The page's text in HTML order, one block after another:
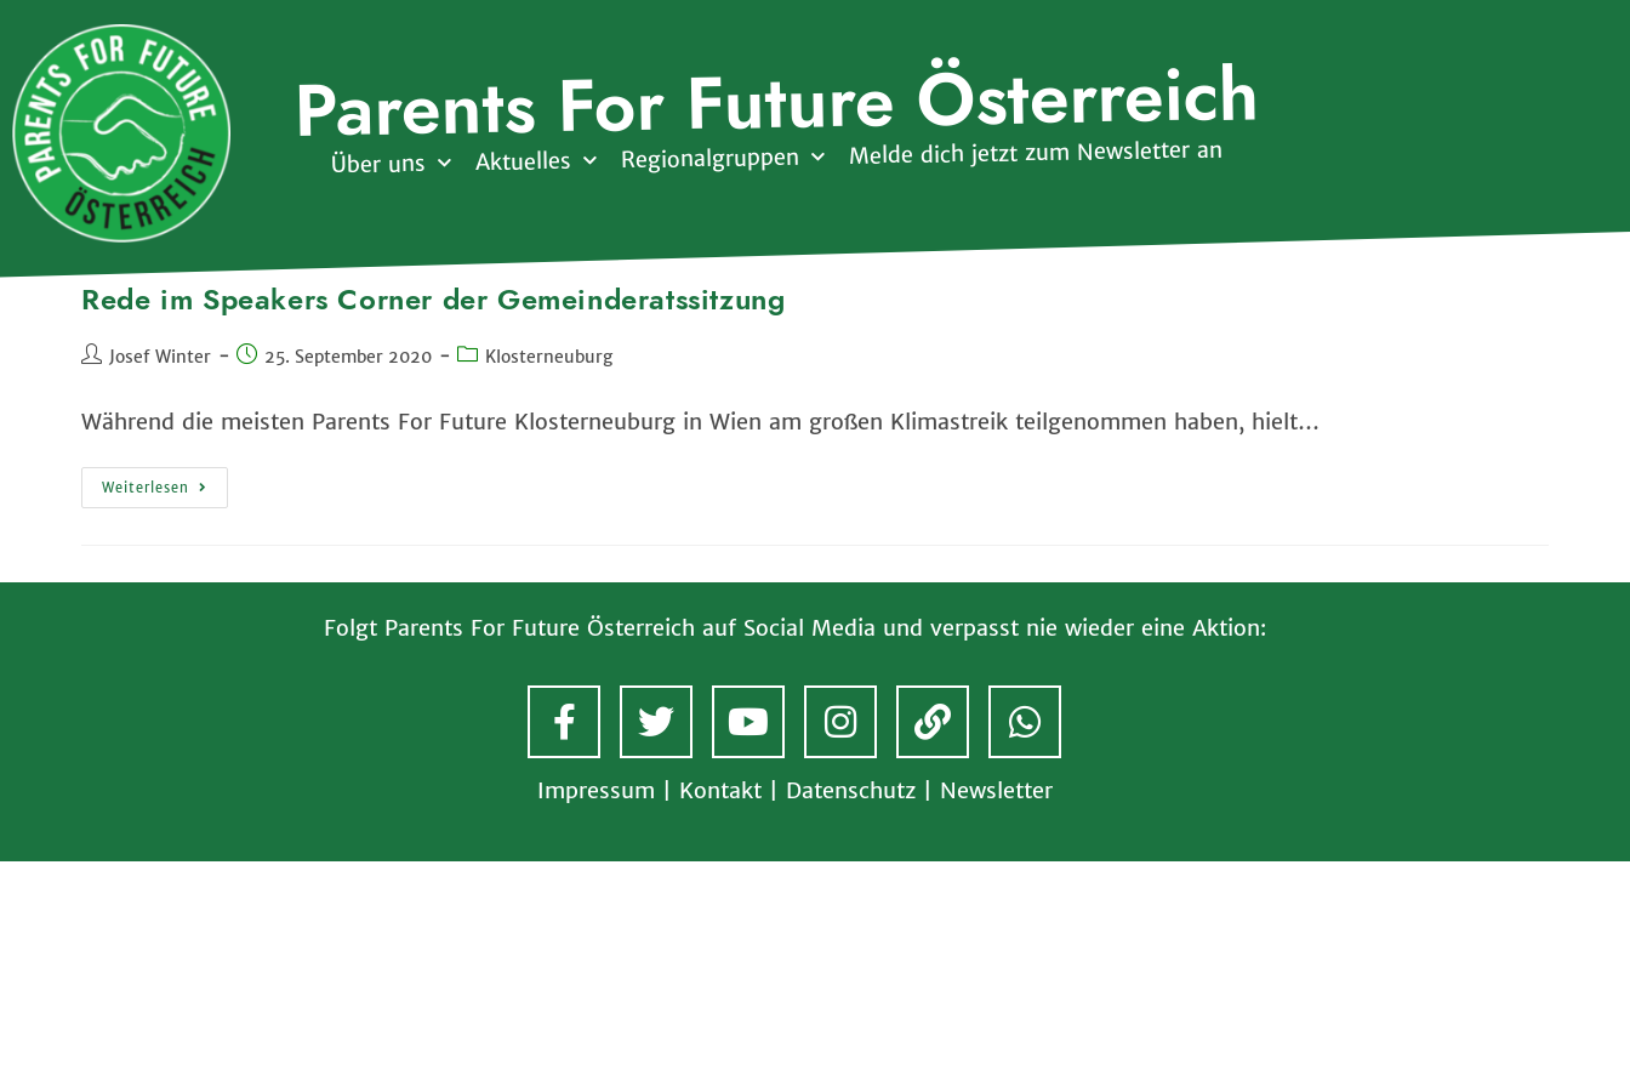
Parents For Future Österreich
Über uns Aktuelles Regionalgruppen Melde dich jetzt zum Newsletter an
Rede im Speakers Corner der Gemeinderatssitzung
Josef Winter 25. September 2020 Klosterneuburg
Während die meisten Parents For Future Klosterneuburg in Wien am großen Klimastreik teilgenommen haben, hielt…
Weiterlesen
Folgt Parents For Future Österreich auf Social Media und verpasst nie wieder eine Aktion:
Impressum Kontakt| Datenschutz| Newsletter